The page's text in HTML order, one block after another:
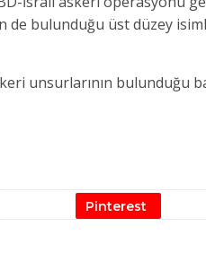
de bulunduğu üst düzey
unsurlarının bulunduğu